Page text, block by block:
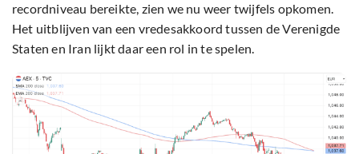
recordniveau bereikte, zien we nu weer twijfels opkomen.
Het uitblijven van een vredesakkoord tussen de Verenigde
Staten en Iran lijkt daar een rol in te spelen.